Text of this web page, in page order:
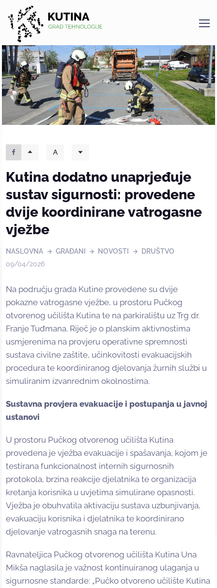
Kutina
Kutina dodatno unaprjeđuje
sustav sigurnosti: provedene
dvije koordinirane vatrogasne
vježbe
NASLOVNA GRAĐANI NOVOSTI
DRUŠTVO
09/04/2026
Na području grada Kutine provedene su dvije
pokazne vatrogasne vježbe, u prostoru Pučkog
otvorenog učilišta Kutina te na parkiralištu uz Trg dr.
Franje Tuđmana. Riječ je o planskim aktivnostima
usmjerenima na provjeru operativne spremnosti
sustava civilne zaštite, učinkovitosti evakuacijskih
procedura te koordiniranog djelovanja žurnih službi u
simuliranim izvanrednim okolnostima.
Sustavna provjera evakuacije i postupanja u javnoj
ustanovi
U prostoru Pučkog otvorenog učilišta Kutina
provedena je vježba evakuacije i spašavanja, kojom je
testirana funkcionalnost internih sigurnosnih
protokola, brzina reakcije djelatnika te organizacija
kretanja korisnika u uvjetima simulirane opasnosti.
Vježba je obuhvatila aktivaciju sustava uzbunjivanja,
evakuaciju korisnika i djelatnika te koordinirano
djelovanje vatrogasnih snaga na terenu.
Ravnateljica Pučkog otvorenog učilišta Kutina Una
Mikša naglasila je važnost kontinuiranog ulaganja u
sigurnosne standarde: „Pučko otvoreno učilište Kutina